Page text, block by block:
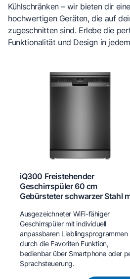
Kühlschränken – wir bieten dir
hochwertigen Geräten, die auf
zugeschnitten sind. Erlebe die
Funktionalität und Design in
iQ300 Freistehender
Geschirrspüler 60 cm
Gebürsteter schwarzer Stahl
Ausgezeichneter WiFi-fähiger
Geschirrspüler mit individuell
anpassbaren Lieblingsprogrammen
durch die Favoriten Funktion,
bedienbar über Smartphone oder
Sprachsteuerung.